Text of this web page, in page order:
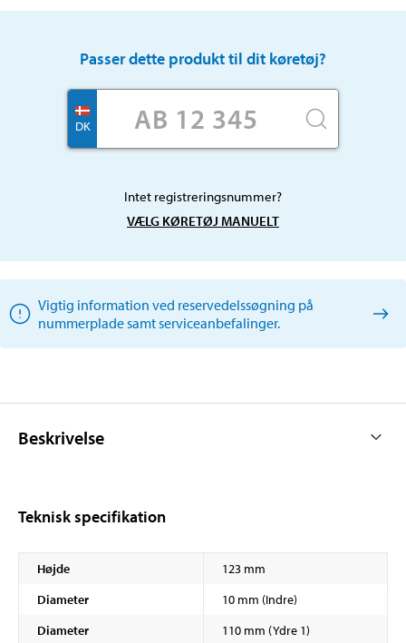
Passer dette produkt til dit køretøj?
DK
Intet registreringsnummer?
VÆLG KØRETØJ MANUELT
Vigtig information ved reservedelssøgning på
nummerplade samt serviceanbefalinger.
Beskrivelse
Teknisk specifikation
Højde
123 mm
Diameter
10 mm (Indre)
Diameter
110 mm (Ydre 1)